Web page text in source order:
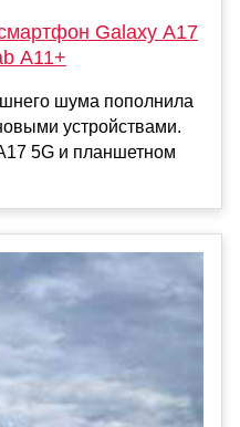
Galaxy A17
A11+
шума пополнила
устройствами.
5G и планшетном